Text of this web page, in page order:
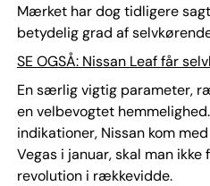
Mærket har dog tidligere
betydelig grad af
SE OGSÅ: Nissan Leaf får
En særlig vigtig parameter,
en velbevogtet
indikationer, Nissan kom
Vegas i januar, skal man
revolution i rækkevidde.